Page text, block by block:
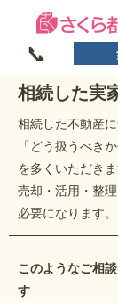
📞
相続した実
相続した不動産に
「どう扱うべき
を多くいただきま
売却・活用・整
必要になります。
このようなご相
す